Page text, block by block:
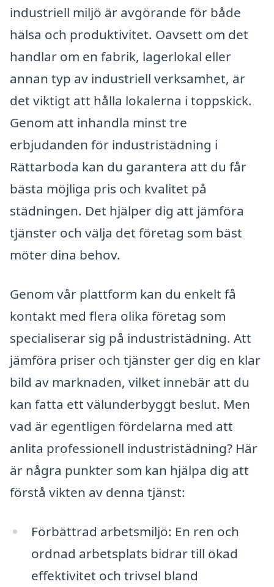
industriell miljö är avgörande för både
hälsa och produktivitet. Oavsett om det
handlar om en fabrik, lagerlokal eller
annan typ av industriell verksamhet, är
det viktigt att hålla lokalerna i toppskick.
Genom att inhandla minst tre
erbjudanden för industristädning i
Rättarboda kan du garantera att du får
bästa möjliga pris och kvalitet på
städningen. Det hjälper dig att jämföra
tjänster och välja det företag som bäst
möter dina behov.
Genom vår plattform kan du enkelt få
kontakt med flera olika företag som
specialiserar sig på industristädning. Att
jämföra priser och tjänster ger dig en klar
bild av marknaden, vilket innebär att du
kan fatta ett välunderbyggt beslut. Men
vad är egentligen fördelarna med att
anlita professionell industristädning? Här
är några punkter som kan hjälpa dig att
förstå vikten av denna tjänst:
Förbättrad arbetsmiljö: En ren och
ordnad arbetsplats bidrar till ökad
effektivitet och trivsel bland